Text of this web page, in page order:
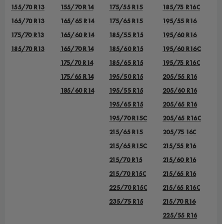
155/70 R13
165/70 R13
175/70 R13
185/70 R13
155/70 R14
165/65 R14
165/60 R14
165/70 R14
175/70 R14
175/65 R14
185/60 R14
175/55 R15
175/65 R15
185/55 R15
185/60 R15
185/65 R15
195/50 R15
195/55 R15
195/65 R15
195/70 R15C
215/65 R15
215/65 R15C
215/70 R15
215/70 R15C
225/70 R15C
235/75 R15
185/75 R16C
195/55 R16
195/60 R16
195/60 R16C
195/75 R16C
205/55 R16
205/60 R16
205/65 R16
205/65 R16C
205/75 16C
215/55 R16
215/60 R16
215/65 R16
215/65 R16C
215/70 R16
225/55 R16